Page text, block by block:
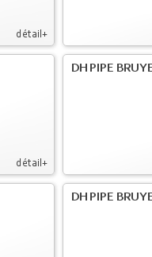
détail+
détail+
DH PIPE
DH PIPE